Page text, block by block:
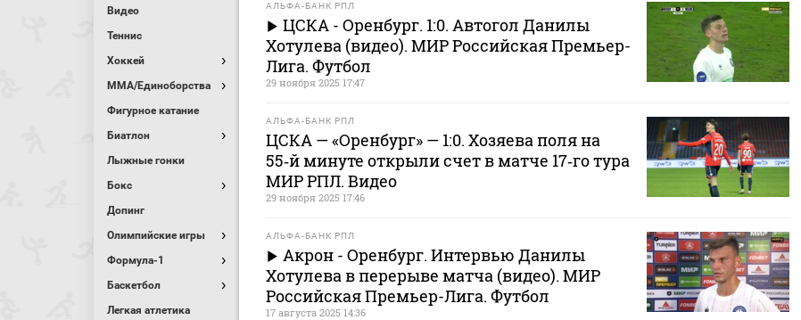
Видео
Теннис
Хоккей
MMA/Единоборства
Фигурное катание
Биатлон
Лыжные гонки
Бокс
Допинг
Олимпийские игры
Формула-1
Баскетбол
Легкая атлетика
АЛЬФА-БАНК РПЛ
ЦСКА - Оренбург. 1:0. Автогол Данилы
Хотулева (видео). МИР Российская Премьер-
Лига. Футбол
29 ноября 2025 17:47
АЛЬФА-БАНК РПЛ
ЦСКА — «Оренбург» — 1:0. Хозяева поля на
55‑й минуте открыли счет в матче 17‑го тура
МИР РПЛ. Видео
29 ноября 2025 17:46
АЛЬФА-БАНК РПЛ
Акрон - Оренбург. Интервью Данилы
Хотулева в перерыве матча (видео). МИР
Российская Премьер-Лига. Футбол
17 августа 2025 14:36